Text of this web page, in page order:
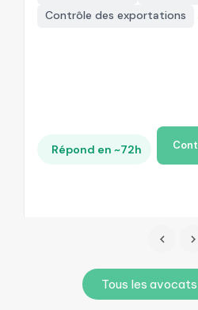
Contrôle des exportations
Répond en ~72h
Tous les